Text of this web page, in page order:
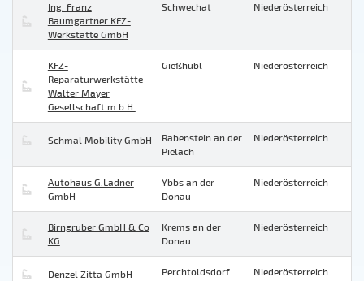
Ing. Franz
Baumgartner KFZ-
Werkstätte GmbH
Schwechat Niederösterreich
KFZ-
Reparaturwerkstätte
Walter Mayer
Gesellschaft m.b.H.
Gießhübl Niederösterreich
Schmal Mobility GmbH
Rabenstein an der
Pielach
Niederösterreich
Autohaus G.Ladner
GmbH
Ybbs an der
Donau
Niederösterreich
Birngruber GmbH & Co
KG
Krems an der
Donau
Niederösterreich
Denzel Zitta GmbH Perchtoldsdorf Niederösterreich